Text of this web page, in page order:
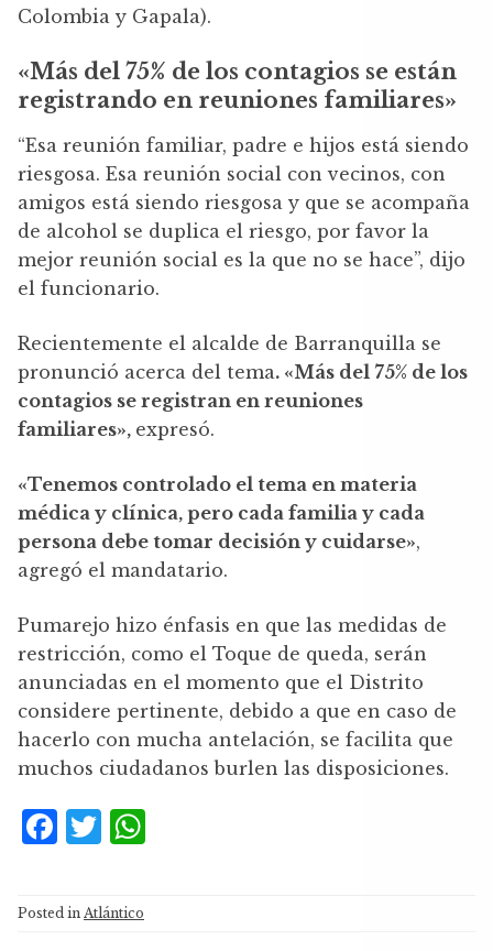
Colombia y Gapala).
«Más del 75% de los contagios se están
registrando en reuniones familiares»
“Esa reunión familiar, padre e hijos está siendo
riesgosa. Esa reunión social con vecinos, con
amigos está siendo riesgosa y que se acompaña
de alcohol se duplica el riesgo, por favor la
mejor reunión social es la que no se hace”, dijo
el funcionario.
Recientemente el alcalde de Barranquilla se
pronunció acerca del tema. «Más del 75% de los
contagios se registran en reuniones
familiares», expresó.
«Tenemos controlado el tema en materia
médica y clínica, pero cada familia y cada
persona debe tomar decisión y cuidarse»,
agregó el mandatario.
Pumarejo hizo énfasis en que las medidas de
restricción, como el Toque de queda, serán
anunciadas en el momento que el Distrito
considere pertinente, debido a que en caso de
hacerlo con mucha antelación, se facilita que
muchos ciudadanos burlen las disposiciones.
F
c
e
T
it
te
Posted in Atlántico